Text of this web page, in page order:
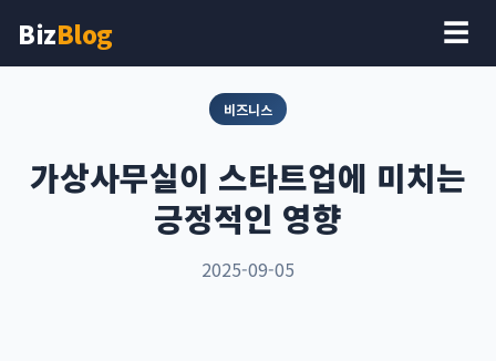
BizBlog ☰
비즈니스
가상사무실이 스타트업에 미치는
긍정적인 영향
2025-09-05